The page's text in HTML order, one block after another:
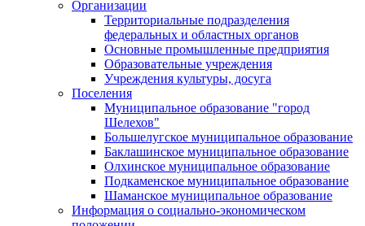
Организации
Территориальные подразделения
федеральных и областных органов
Основные промышленные предприятия
Образовательные учреждения
Учреждения культуры, досуга
Поселения
Муниципальное образование "город
Шелехов"
Большелугское муниципальное образование
Баклашинское муниципальное образование
Олхинское муниципальное образование
Подкаменское муниципальное образование
Шаманское муниципальное образование
Информация о социально-экономическом